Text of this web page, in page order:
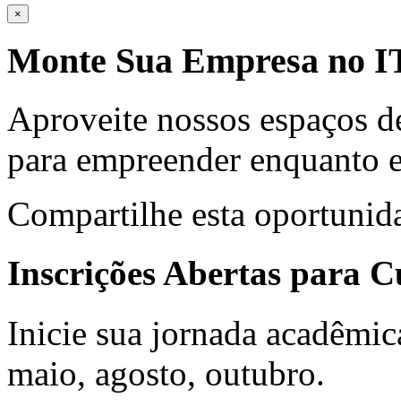
×
Monte Sua Empresa no
Aproveite nossos espaços
para empreender enquanto
Compartilhe esta
Inscrições Abertas para
Inicie sua jornada
maio, agosto, outubro.